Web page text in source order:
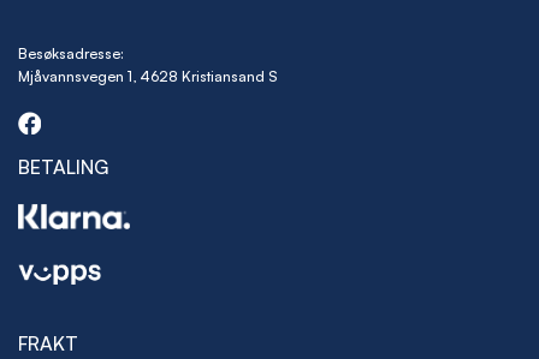
Besøksadresse:
Mjåvannsvegen 1, 4628 Kristiansand S
BETALING
FRAKT